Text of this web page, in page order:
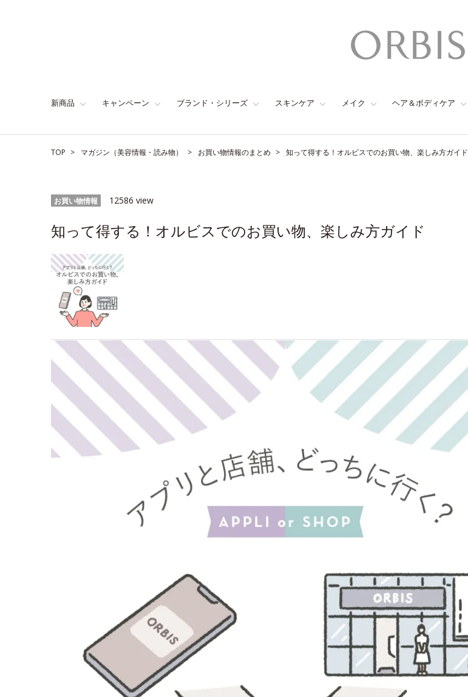
新商品 キャンペーン ブランド・シリーズ スキンケア メイク ヘア＆ボディケア
TOP マガジン（美容情報・読み物） お買い物情報のまとめ 知って得する！オルビスでのお買い物、楽しみ方ガイド
お買い物情報 12586 view
知って得する！オルビスでのお買い物、楽しみ方ガイド